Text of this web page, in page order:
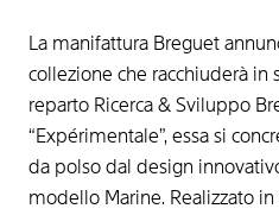
La manifattura Breguet
collezione che racchiuderà
reparto Ricerca & Sviluppo
“Expérimentale”, essa si
da polso dal design
modello Marine. Realizzato